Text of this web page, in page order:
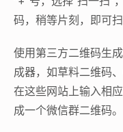
码，稍等片刻，即可扫
使用第三方二维码生
成器，如草料二维码
在这些网站上输入相
成一个微信群二维码。